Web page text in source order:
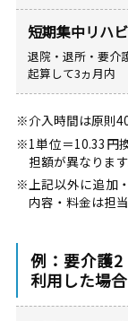
短期集中リハ
退院・退所・要介
起算して3ヵ月内
※介入時間は原則
※1単位＝10.33円
担額が異なります
※上記以外に追加
内容・料金は担
例：要介
利用した場合